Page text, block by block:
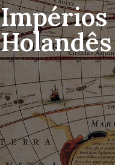
Impérios
Holandês